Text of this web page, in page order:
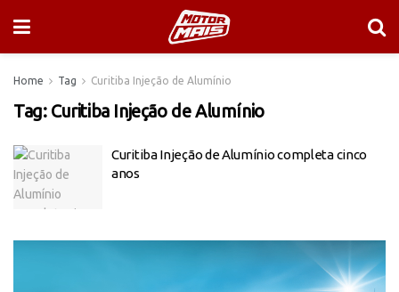
Home Tag Curitiba Injeção de Alumínio
Tag: Curitiba Injeção de Alumínio
Curitiba Injeção de Alumínio completa cinco
anos